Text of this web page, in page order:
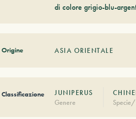
di colore grigio-blu-
Origine ASIA ORIENTALE
Classificazione
JUNIPERUS
Genere